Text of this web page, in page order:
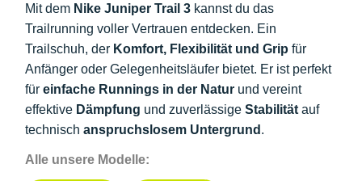
Mit dem Nike Juniper Trail 3 kannst du das
Trailrunning voller Vertrauen entdecken. Ein
Trailschuh, der Komfort, Flexibilität und Grip für
Anfänger oder Gelegenheitsläufer bietet. Er ist perfekt
für einfache Runnings in der Natur und vereint
effektive Dämpfung und zuverlässige Stabilität auf
technisch anspruchslosem Untergrund .
Alle unsere Modelle: